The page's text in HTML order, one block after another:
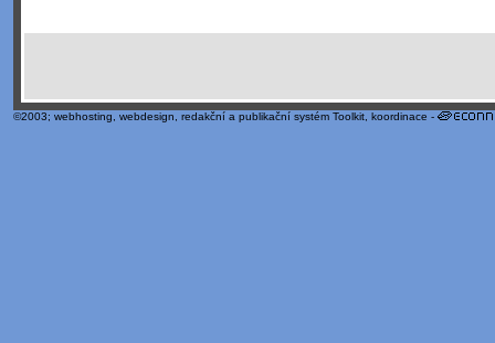
©2003; webhosting webdesign redakční a publikační systém Toolkit , koordinace -